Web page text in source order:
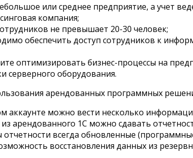
или среднее предприятие, а учет
компания;
не превышает 20-30 человек;
обеспечить доступ сотрудников к
оптимизировать бизнес-процессы на
серверного оборудования.
арендованных программных
аккаунте можно вести несколько
арендованного 1С можно сдавать
всегда обновленные
восстановления данных из